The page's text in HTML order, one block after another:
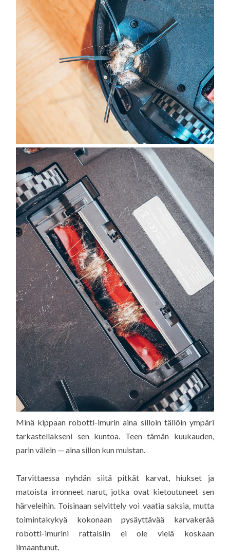
Minä kippaan robotti-imurin aina silloin tällöin ympäri
tarkastellakseni sen kuntoa. Teen tämän kuukauden,
parin välein — aina sillon kun muistan.
Tarvittaessa nyhdän siitä pitkät karvat, hiukset ja
matoista irronneet narut, jotka ovat kietoutuneet sen
härveleihin. Toisinaan selvittely voi vaatia saksia, mutta
toimintakykyä kokonaan pysäyttävää karvakerää
robotti-imurini rattaisiin ei ole vielä koskaan
ilmaantunut.